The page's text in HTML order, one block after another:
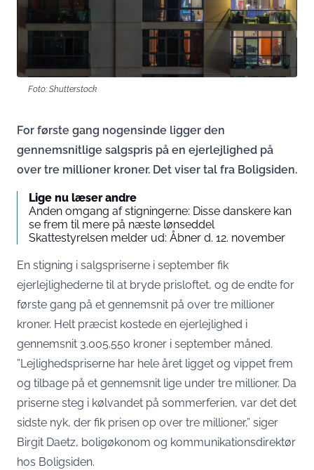
Foto: Shutterstock
For første gang nogensinde ligger den
gennemsnitlige salgspris på en ejerlejlighed på
over tre millioner kroner. Det viser tal fra Boligsiden.
Lige nu læser andre
Anden omgang af stigningerne: Disse danskere kan
se frem til mere på næste lønseddel
Skattestyrelsen melder ud: Åbner d. 12. november
En stigning i salgspriserne i september fik
ejerlejlighederne til at bryde prisloftet, og de endte for
første gang på et gennemsnit på over tre millioner
kroner. Helt præcist kostede en ejerlejlighed i
gennemsnit 3.005.550 kroner i september måned.
”Lejlighedspriserne har hele året ligget og vippet frem
og tilbage på et gennemsnit lige under tre millioner. Da
priserne steg i kølvandet på sommerferien, var det det
sidste nyk, der fik prisen op over tre millioner,” siger
Birgit Daetz, boligøkonom og kommunikationsdirektør
hos Boligsiden.